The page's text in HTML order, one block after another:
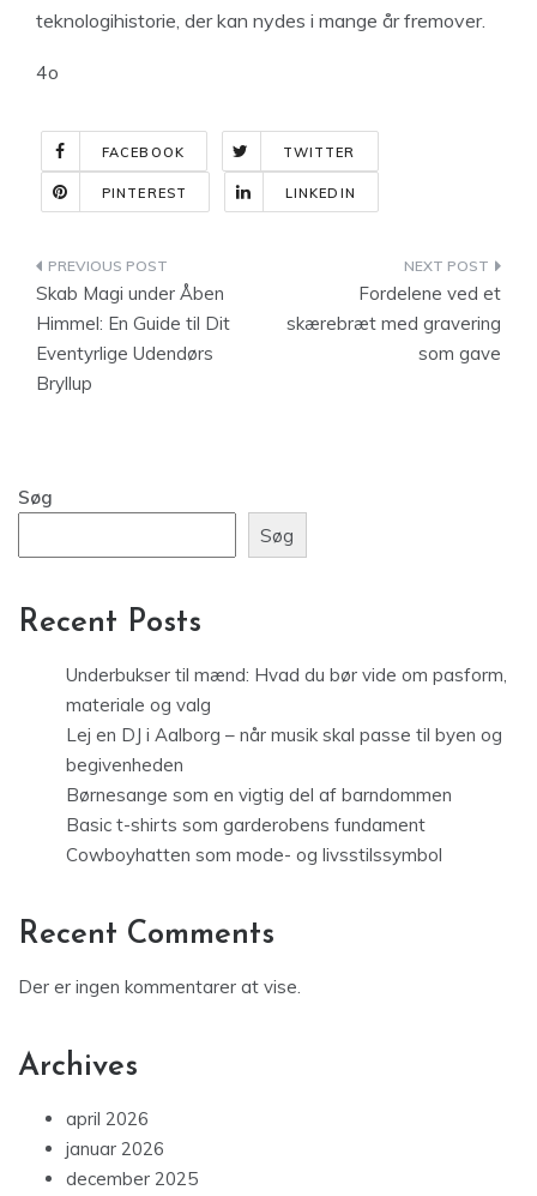
teknologihistorie, der kan nydes i mange år fremover.
4o
FACEBOOK TWITTER
PINTEREST LINKEDIN
Indlægsnavigation
Skab Magi under Åben
Himmel: En Guide til Dit
Eventyrlige Udendørs
Bryllup
Fordelene ved et
skærebræt med gravering
som gave
Søg
Søg
Recent Posts
Underbukser til mænd: Hvad du bør vide om pasform,
materiale og valg
Lej en DJ i Aalborg – når musik skal passe til byen og
begivenheden
Børnesange som en vigtig del af barndommen
Basic t-shirts som garderobens fundament
Cowboyhatten som mode- og livsstilssymbol
Recent Comments
Der er ingen kommentarer at vise.
Archives
april 2026
januar 2026
december 2025